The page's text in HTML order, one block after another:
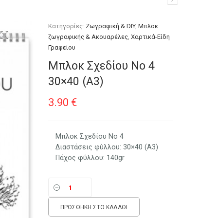
Κατηγορίες: Ζωγραφική & DIY,Μπλοκ
ζωγραφικής & Ακουαρέλες,Χαρτικά-Είδη
Γραφείου
Μπλοκ Σχεδίου Νο 4
30×40 (A3)
3.90 €
Μπλοκ Σχεδίου Νο 4
Διαστάσεις φύλλου: 30×40 (Α3)
Πάχος φύλλου: 140gr
ΠΡΟΣΘΉΚΗ ΣΤΟ ΚΑΛΆΘΙ